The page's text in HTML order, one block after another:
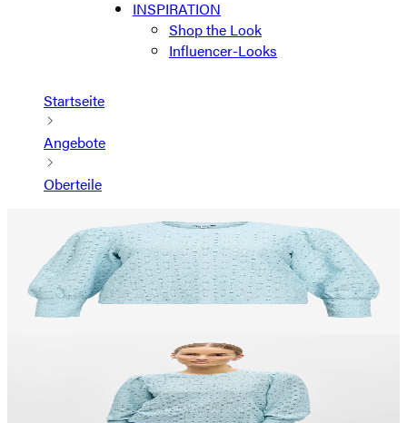
INSPIRATION
Shop the Look
Influencer-Looks
Startseite
Angebote
Oberteile